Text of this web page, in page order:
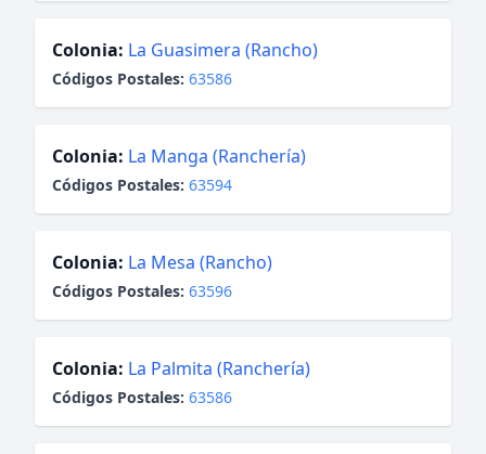
Colonia: La Guasimera (Rancho)
Códigos Postales: 63586
Colonia: La Manga (Ranchería)
Códigos Postales: 63594
Colonia: La Mesa (Rancho)
Códigos Postales: 63596
Colonia: La Palmita (Ranchería)
Códigos Postales: 63586